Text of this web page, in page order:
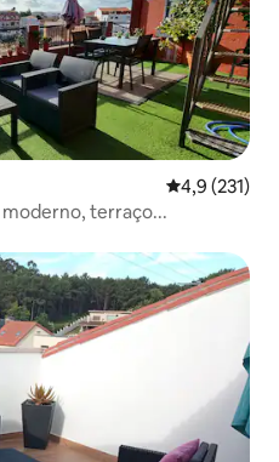
4,9 de uma
4,9 (231)
terraço...
dos hóspedes